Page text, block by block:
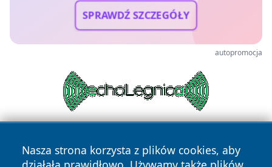
SPRAWDŹ SZCZEGÓŁY
autopromocja
Nasza strona korzysta z plików cookies, aby